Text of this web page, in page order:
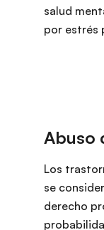
salud
por estrés
Los
se
derecho